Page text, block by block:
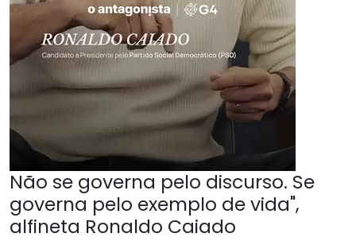
Não se governa pelo discurso. Se
governa pelo exemplo de vida",
alfineta Ronaldo Caiado